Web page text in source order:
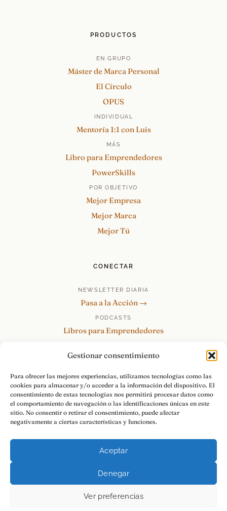
Gestionar consentimiento
Para ofrecer las mejores experiencias, utilizamos tecnologías como las
cookies para almacenar y/o acceder a la información del dispositivo. El
consentimiento de estas tecnologías nos permitirá procesar datos como
el comportamiento de navegación o las identificaciones únicas en este
sitio. No consentir o retirar el consentimiento, puede afectar
negativamente a ciertas características y funciones.
Aceptar
Denegar
Ver preferencias
PRODUCTOS
EN GRUPO
Máster de Marca Personal
El Círculo
OPUS
INDIVIDUAL
Mentoría 1:1 con Luis
MÁS
Libro para Emprendedores
PowerSkills
POR OBJETIVO
Mejor Empresa
Mejor Marca
Mejor Tú
CONECTAR
NEWSLETTER DIARIA
Pasa a la Acción →
PODCASTS
Libros para Emprendedores
re:Invéntate / PowerSkills
MENTOR360
HABLAMOS
Contacto y consultas →
Aviso LegalPrivacidad
Pasa a la Acción.